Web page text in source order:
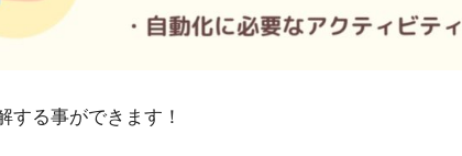
する事ができます！